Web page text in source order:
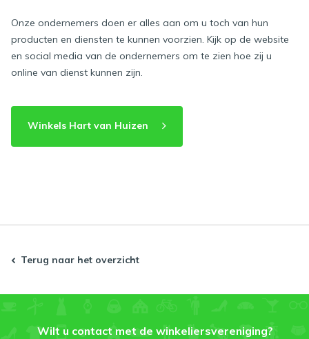
Onze ondernemers doen er alles aan om u toch van hun
producten en diensten te kunnen voorzien. Kijk op de website
en social media van de ondernemers om te zien hoe zij u
online van dienst kunnen zijn.
Winkels Hart van Huizen
Terug naar het overzicht
Wilt u contact met de winkeliersvereniging?